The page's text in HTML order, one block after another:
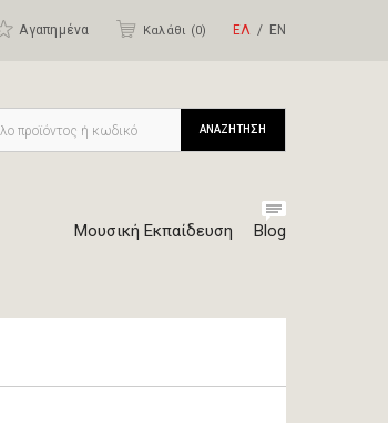
Αγαπημένα Καλάθι (0) ΕΛ ΕΝ
Μουσική Εκπαίδευση Blog
ΑΝΑΖΗΤΗΣΗ